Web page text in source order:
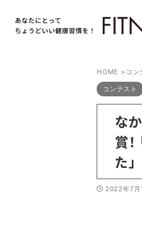
HOME > コン
コンテスト
な
賞
た」
2022年7月